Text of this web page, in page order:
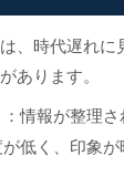
、時代遅れに
あります。
：情報が整理さ
低く、印象が